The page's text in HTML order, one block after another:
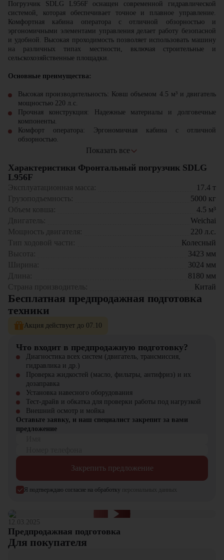
Погрузчик SDLG L956F оснащен современной гидравлической
системой, которая обеспечивает точное и плавное управление.
Комфортная кабина оператора с отличной обзорностью и
эргономичными элементами управления делает работу безопасной
и удобной. Высокая проходимость позволяет использовать машину
на различных типах местности, включая строительные и
сельскохозяйственные площадки.
Основные преимущества:
Высокая производительность: Ковш объемом 4.5 м³ и двигатель
мощностью 220 л.с.
Прочная конструкция: Надежные материалы и долговечные
компоненты.
Комфорт оператора: Эргономичная кабина с отличной
обзорностью.
Маневренность: Компактные размеры для работы в
Высокая проходимость: Работа на различных типах местности.
Фронтальный погрузчик SDLG L956F станет надежным
обеспечивая высокую производительность и комфорт оператора.
Показать все
Характеристики Фронтальный погрузчик SDLG
L956F
Эксплуатационная масса: 17.4 т
Грузоподъемность:
5000 кг
Объем ковша:
4.5 м³
Двигатель:
Weichai
Мощность двигателя:
220 л.с.
Тип ходовой части:
Колесный
Высота:
3423 мм
Ширина:
3024 мм
Длина:
8180 мм
Страна производитель:
Китай
Бесплатная предпродажная подготовка
техники
Акция действует до 07.10
Что входит в предпродажную подготовку?
Диагностика всех систем (двигатель, трансмиссия,
гидравлика и др.)
Проверка жидкостей (масло, фильтры, антифриз) и их
дозаправка
Установка навесного оборудования
Тест-драйв и обкатка для проверки работы под нагрузкой
Внешний осмотр и мойка
Оставьте заявку, и наш специалист закрепит за вами
предложение
Закрепить предложение
Я подтверждаю согласие на обработку персональных данных
12.03.2025
Предпродажная подготовка
Для покупателя